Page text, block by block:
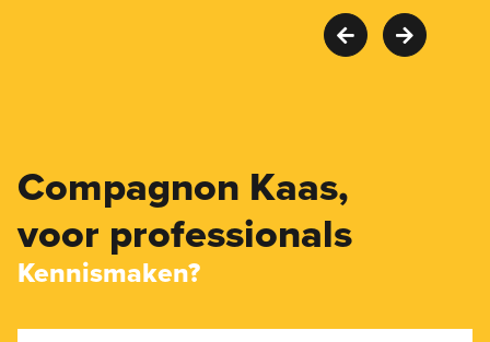
Compagnon Kaas,
voor professionals
Kennismaken?